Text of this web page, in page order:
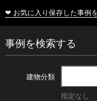
❤ お気に入り保存した事例
事例を検索する
建物分類
指定なし